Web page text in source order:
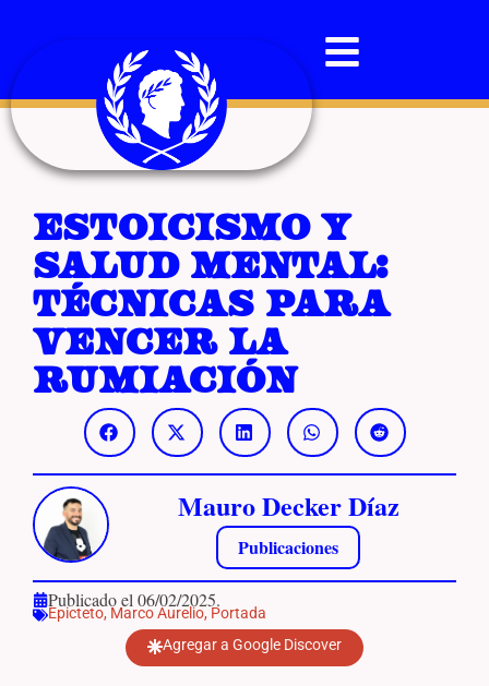
Estoicismo y
salud mental:
técnicas para
vencer la
rumiación
Mauro Decker Díaz
Publicaciones
Publicado el 06/02/2025.
Epicteto, Marco Aurelio, Portada
Agregar a Google Discover